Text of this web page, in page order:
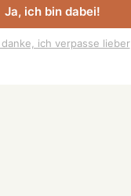
Newsletter
Monat kostenlos
Ja, ich bin dabei!
ich verpasse lieber